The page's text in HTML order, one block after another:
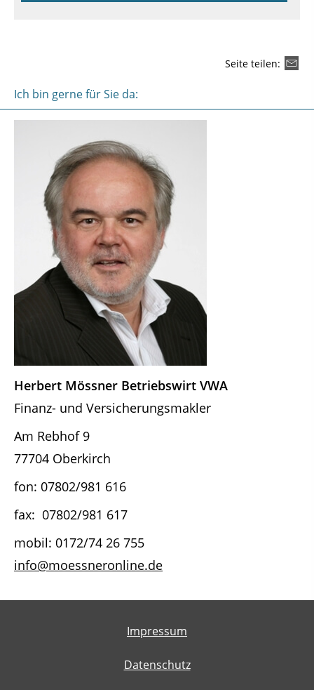
Seite teilen:
Ich bin gerne für Sie da:
Herbert Mössner Betriebswirt VWA
Finanz- und Versicherungsmakler
Am Rebhof 9
77704 Oberkirch
fon: 07802/981 616
fax: 07802/981 617
mobil: 0172/74 26 755
info@moessneronline.de
Impressum
Datenschutz